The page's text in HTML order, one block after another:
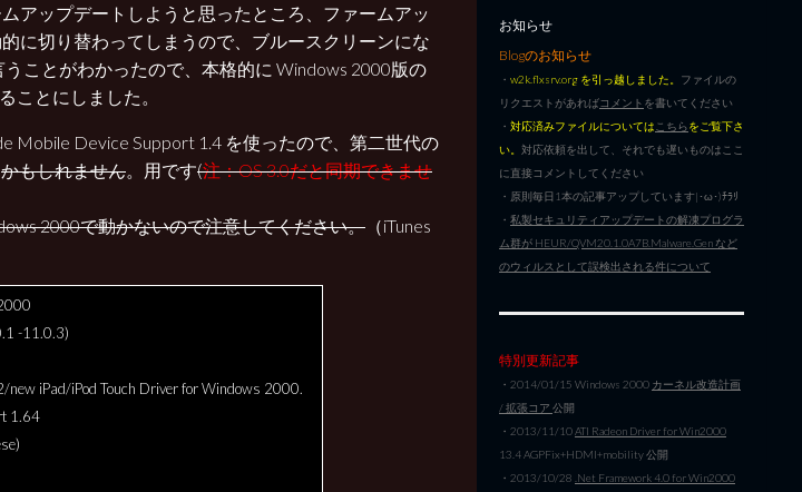
アップデートしようと思ったところ、ファームアッ
に切り替わってしまうので、ブルースクリーンにな
ことがわかったので、本格的に Windows 2000版の
ことにしました。
Mobile Device Support 1.4 を使ったので、第二世代の
かもしれません 。用です(注：OS 3.0だと同期できませ
2000で動かないので注意してください。 （iTunes
-11.0.3)
iPad/iPod Touch Driver for Windows 2000.
1.64
お知らせ
Blogのお知らせ
・ w2k.flxsrv.org を引っ越しました。 ファイルの
リクエストがあればコメント を書いてください
・ 対応済みファイルについては こちらをご覧下さ
い。 対応依頼を出して、それでも遅いものはここ
に直接コメントしてください
・原則毎日1本の記事アップしています|･ω･)ﾁﾗﾘ
・ 私製セキュリティアップデートの解凍プログラ
ム群が HEUR/QVM20.1.0A7B.Malware.Gen など
のウィルスとして誤検出される件について
特別更新記事
・2014/01/15 Windows 2000 カーネル改造計画
/ 拡張コア 公開
・2013/11/10ATI Radeon Driver for Win2000
13.4 AGPFix+HDMI+mobility 公開
・2013/10/28 .Net Framework 4.0 for Win2000